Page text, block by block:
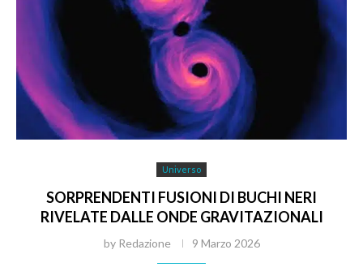
Universo
SORPRENDENTI FUSIONI DI BUCHI NERI
RIVELATE DALLE ONDE GRAVITAZIONALI
by Redazione 9 Marzo 2026